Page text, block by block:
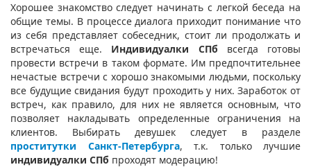
Хорошее знакомство следует начинать с легкой беседа на
общие темы. В процессе диалога приходит понимание что
из себя представляет собеседник, стоит ли продолжать и
встречаться еще. Индивидуалки СПб всегда готовы
провести встречи в таком формате. Им предпочтительнее
нечастые встречи с хорошо знакомыми людьми, поскольку
все будущие свидания будут проходить у них. Заработок от
встреч, как правило, для них не является основным, что
позволяет накладывать определенные ограничения на
клиентов. Выбирать девушек следует в разделе
проститутки Санкт-Петербурга, т.к. только лучшие
индивидуалки СПб проходят модерацию!